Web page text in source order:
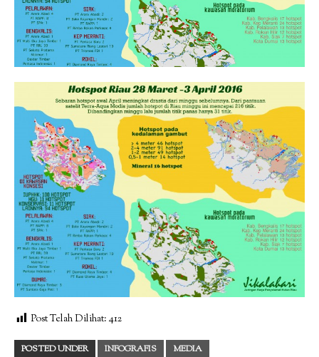
Post Telah Dilihat: 412
POSTED UNDER INFOGRAFIS
MEDIA